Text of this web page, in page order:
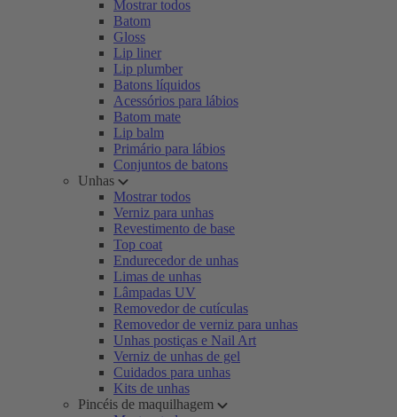
Mostrar todos
Batom
Gloss
Lip liner
Lip plumber
Batons líquidos
Acessórios para lábios
Batom mate
Lip balm
Primário para lábios
Conjuntos de batons
Unhas
Mostrar todos
Verniz para unhas
Revestimento de base
Top coat
Endurecedor de unhas
Limas de unhas
Lâmpadas UV
Removedor de cutículas
Removedor de verniz para unhas
Unhas postiças e Nail Art
Verniz de unhas de gel
Cuidados para unhas
Kits de unhas
Pincéis de maquilhagem